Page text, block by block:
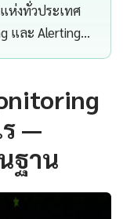
ห่งทั่วประเทศ
และ Alerting…
—
ฐาน